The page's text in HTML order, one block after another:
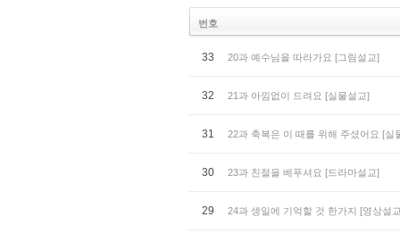
번호
33 20과 예수님을 따라가요 [그림설교]
32 21과 아낌없이 드려요 [실물설교]
31 22과 축복은 이 때를 위해 주셨어요 [실
30 23과 친절을 베푸셔요 [드라마설교]
29 24과 생일에 기억할 것 한가지 [영상설